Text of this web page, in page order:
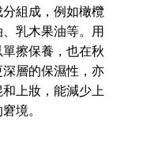
組成，例如橄欖
乳木果油等。用
擦保養，也在秋
層的保濕性，亦
上妝，能減少上
境。